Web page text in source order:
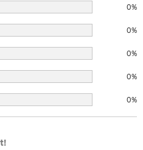
0%
0%
0%
0%
0%